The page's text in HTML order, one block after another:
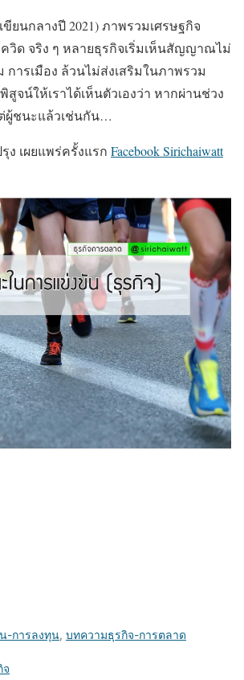
ขียนกลางปี 2021) ภาพรวมเศรษฐกิจ
วิด จริง ๆ หลายธุรกิจเริ่มเห็นสัญญาณไม่
ารเมือง ล้วนไม่ส่งเสริมในภาพรวม
จน์ให้เราได้เห็นตัวเองว่า หากผ่านช่วง
ผู้ชนะแล้วเช่นกัน…
เผยแพร่ครั้งแรก Facebook Sirichaiwatt
-การลงทุน, บทความธุรกิจ-การตลาด
จ